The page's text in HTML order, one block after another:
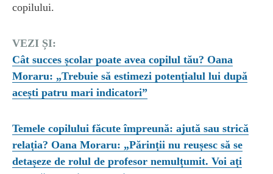
copilului.
VEZI ȘI:
Cât succes școlar poate avea copilul tău? Oana
Moraru: „Trebuie să estimezi potențialul lui după
acești patru mari indicatori”
Temele copilului făcute împreună: ajută sau strică
relația? Oana Moraru: „Părinții nu reușesc să se
detașeze de rolul de profesor nemulțumit. Voi ați